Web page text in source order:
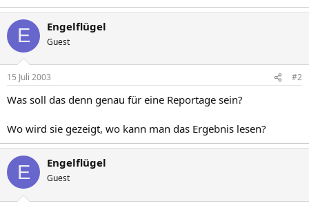
E Engelflügel
Guest
15 Juli 2003 #2
Was soll das denn genau für eine Reportage sein?
Wo wird sie gezeigt, wo kann man das Ergebnis lesen?
E Engelflügel
Guest